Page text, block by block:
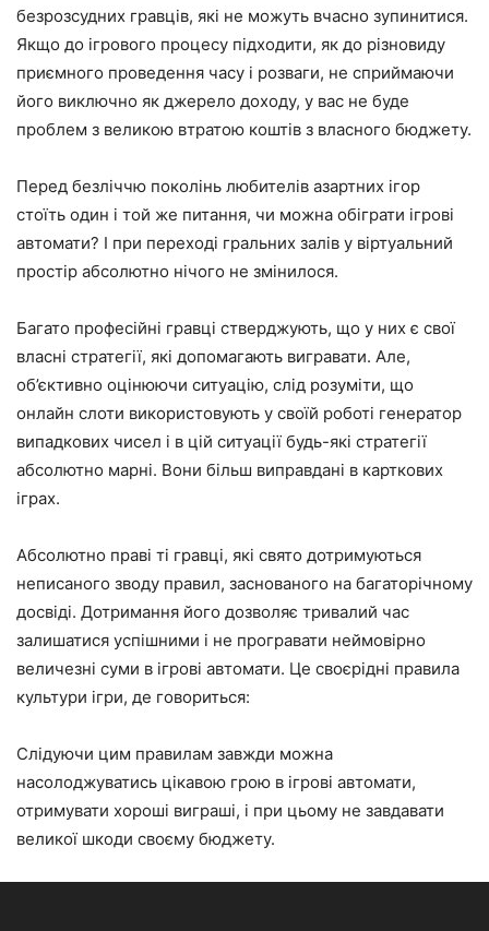
безрозсудних гравців, які не можуть вчасно зупинитися.
Якщо до ігрового процесу підходити, як до різновиду
приємного проведення часу і розваги, не сприймаючи
його виключно як джерело доходу, у вас не буде
проблем з великою втратою коштів з власного бюджету.
Перед безліччю поколінь любителів азартних ігор
стоїть один і той же питання, чи можна обіграти ігрові
автомати? І при переході гральних залів у віртуальний
простір абсолютно нічого не змінилося.
Багато професійні гравці стверджують, що у них є свої
власні стратегії, які допомагають вигравати. Але,
об’єктивно оцінюючи ситуацію, слід розуміти, що
онлайн слоти використовують у своїй роботі генератор
випадкових чисел і в цій ситуації будь-які стратегії
абсолютно марні. Вони більш виправдані в карткових
іграх.
Абсолютно праві ті гравці, які свято дотримуються
неписаного зводу правил, заснованого на багаторічному
досвіді. Дотримання його дозволяє тривалий час
залишатися успішними і не програвати неймовірно
величезні суми в ігрові автомати. Це своєрідні правила
культури ігри, де говориться:
Слідуючи цим правилам завжди можна
насолоджуватись цікавою грою в ігрові автомати,
отримувати хороші виграші, і при цьому не завдавати
великої шкоди своєму бюджету.